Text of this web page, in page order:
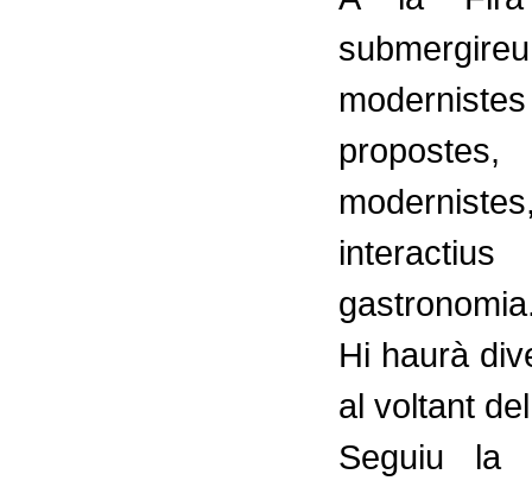
Hi haurà
al voltant
Seguiu la